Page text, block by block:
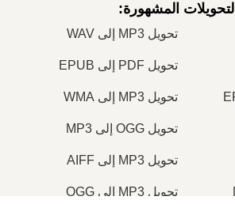
التحويلات المشهورة:
تحويل MP3 إلى WAV
تحويل PDF إلى EPUB
تحويل MP3 إلى WMA
تحويل OGG إلى MP3
تحويل MP3 إلى AIFF
تحويل MP3 إلى OGG